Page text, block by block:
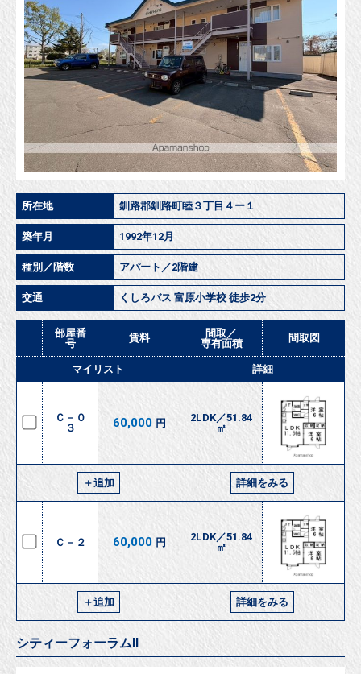
所在地 釧路郡釧路町睦３丁目４ー１
築年月 1992年12月
種別／階数 アパート／2階建
交通 くしろバス 富原小学校 徒歩2分
部屋番
号
賃料
間取／
専有面積
間取図
マイリスト 詳細
Ｃ－０
３
60,000 円
2LDK／51.84
㎡
＋追加 詳細をみる
Ｃ－２ 60,000 円
2LDK／51.84
㎡
＋追加 詳細をみる
シティーフォーラムⅡ